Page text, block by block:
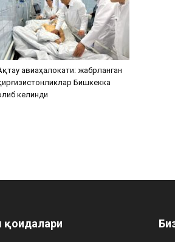
авиаҳалокати: жабрланган
Бишкекка
келинди